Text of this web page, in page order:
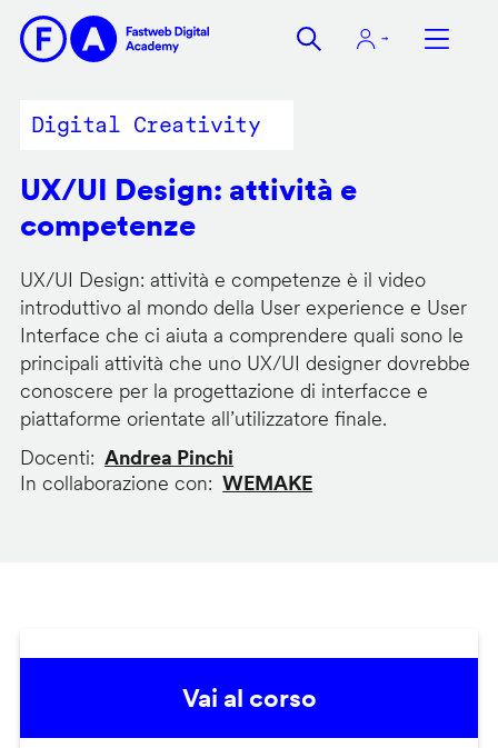
contenuto
Digital Creativity
UX/UI Design: attività e
competenze
UX/UI Design: attività e competenze è il video
introduttivo al mondo della User experience e User
Interface che ci aiuta a comprendere quali sono le
principali attività che uno UX/UI designer dovrebbe
conoscere per la progettazione di interfacce e
piattaforme orientate all’utilizzatore finale.
Docenti
Andrea Pinchi
In collaborazione con
WEMAKE
Vai al corso